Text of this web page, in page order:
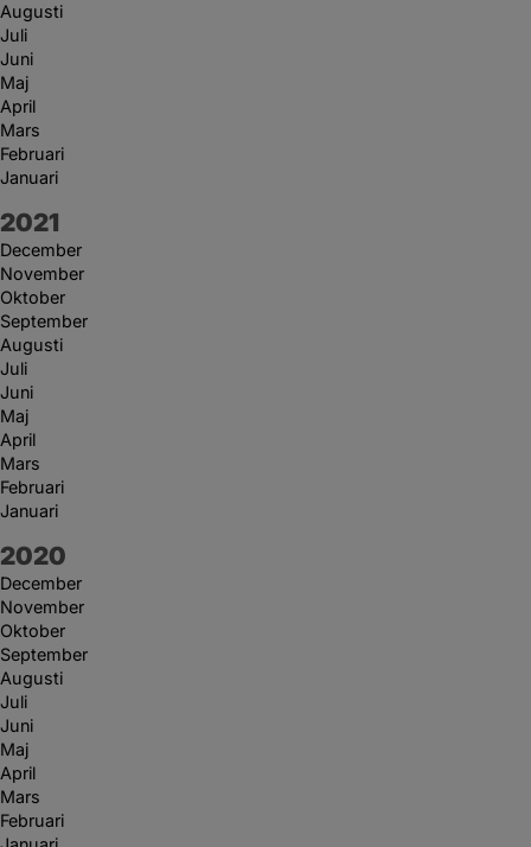
Augusti
Juli
Juni
Maj
April
Mars
Februari
Januari
År:
2021
December
November
Oktober
September
Augusti
Juli
Juni
Maj
April
Mars
Februari
Januari
År:
2020
December
November
Oktober
September
Augusti
Juli
Juni
Maj
April
Mars
Februari